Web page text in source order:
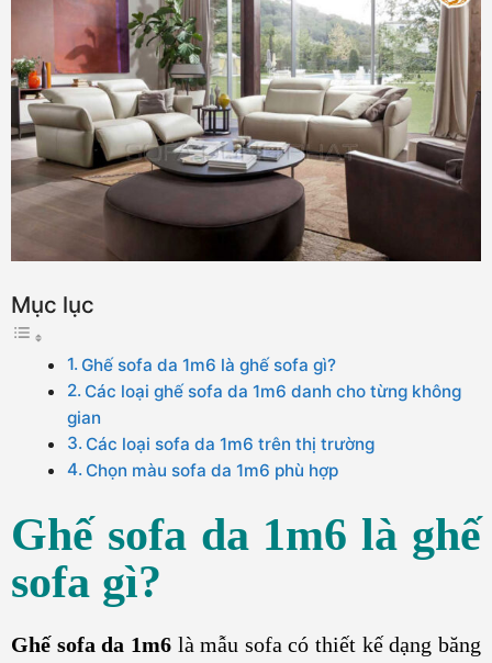
Mục lục
Ghế sofa da 1m6 là ghế sofa gì?
Các loại ghế sofa da 1m6 danh cho từng không
gian
Các loại sofa da 1m6 trên thị trường
Chọn màu sofa da 1m6 phù hợp
Ghế sofa da 1m6 là ghế
sofa gì?
Ghế sofa da 1m6là mẫu sofa có thiết kế dạng băng